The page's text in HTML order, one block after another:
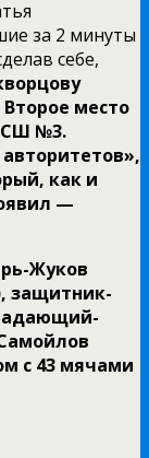
за 2 минуты
себе,
Второе место
СШ №3.
как и
—
Жуков
защитник-
с 43 мячами